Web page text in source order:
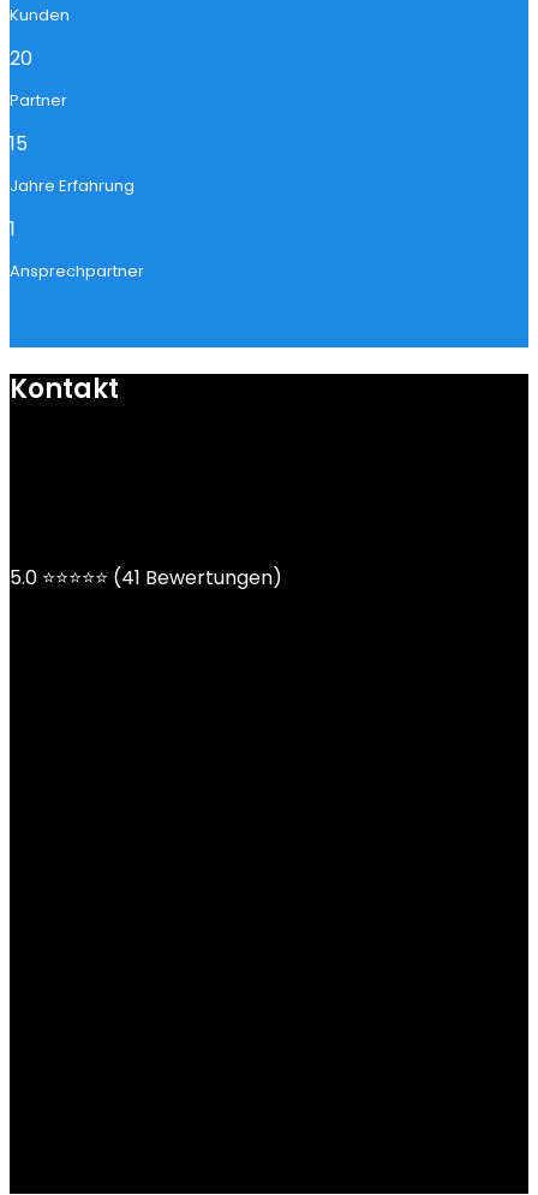
Kunden
20
Partner
15
Jahre Erfahrung
1
Ansprechpartner
Kontakt
5.0 ⭐⭐⭐⭐⭐ (41 Bewertungen)